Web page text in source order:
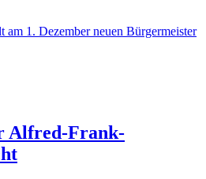
am 1. Dezember neuen Bürgermeister
Alfred-Frank-